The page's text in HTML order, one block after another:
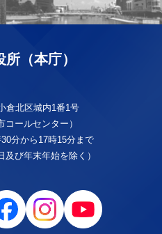
（本庁）
倉北区城内1番1号
コールセンター）
分から17時15分まで
及び年末年始を除く）